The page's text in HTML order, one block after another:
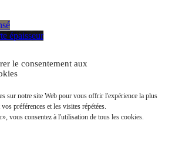
le consentement aux
sur notre site Web pour vous offrir l'expérience la plus
préférences et les visites répétées.
vous consentez à l'utilisation de tous les cookies.
épaisseur
depuis plus de 65 ans du moulage du
projets !